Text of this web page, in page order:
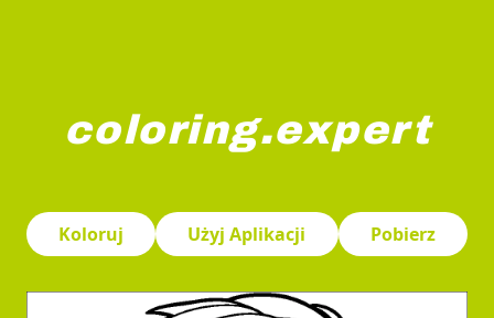
coloring.expert
Koloruj
Użyj Aplikacji Pobierz